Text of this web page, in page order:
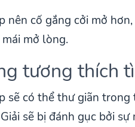
nên cố gắng cởi mở
mở lòng.
tương thích
sẽ có thể thư giãn
sẽ bị đánh gục bởi